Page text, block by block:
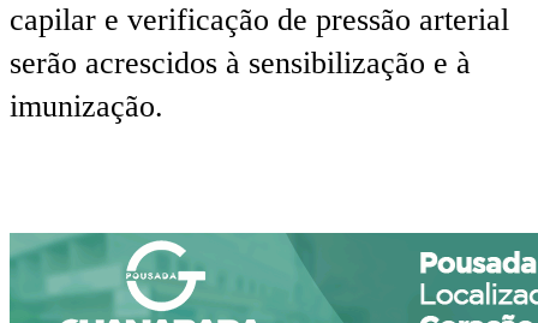
capilar e verificação de pressão arterial
serão acrescidos à sensibilização e à
imunização.